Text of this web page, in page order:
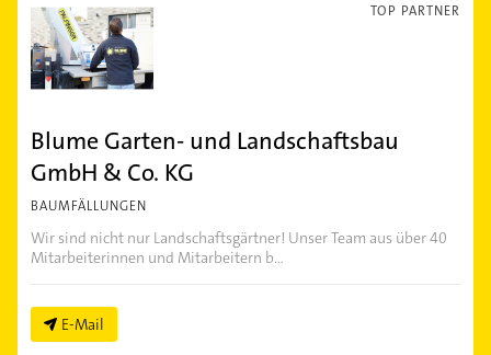
TOP PARTNER
Blume Garten- und Landschaftsbau
GmbH & Co. KG
BAUMFÄLLUNGEN
Wir sind nicht nur Landschaftsgärtner! Unser Team aus über 40
Mitarbeiterinnen und Mitarbeitern b...
E-Mail